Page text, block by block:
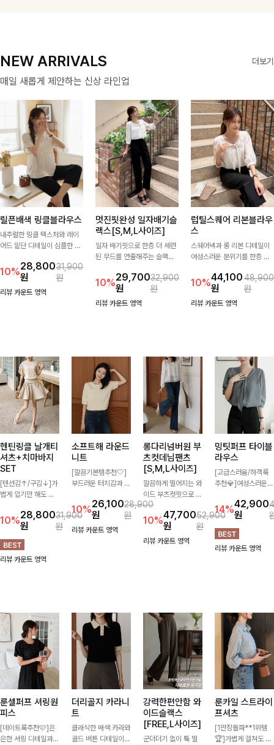
NEW ARRIVALS 더보기
매일 새롭게 제안하는 신상 라인업
릴픈배색 링클블라우스
내추럴한 링클 텍스처와 레이
어드 밑단 디테일이 심플한 디
볍게 툭 입기만 해도 멋스러운
스타일을 완성해드려요- 여유
로운 핏으로 군살은 자연스럽
10%28,800
원
31,900
원
리뷰 카운트 영역
멋진핏완성 일자배기슬
랙스[S,M,L사이즈]
일자 배기핏으로 한층 더 세련
된 무드를 연출해주는 슬랙스
장으로 상의를 어떤 스타일과
매치해도 멋스럽게 완성돼요.
10%29,700
원
32,900
원
리뷰 카운트 영역
럽틸스퀘어 리본블라우
스
스퀘어넥과 롱 리본 디테일이
여성스러운 분위기를 한층 더
스럽게 잡힌 셔링과 봉긋한 소
매가 여리한 실루엣을 연출해
특별한 날은 물론 데일리룩으
10%44,100
원
48,900
원
리뷰 카운트 영역
헨틴링클 날개티
셔츠+치마바지
SET
[텐션감↑/구김↓]가
볍게 입기만 해도 코
아이템으로, 자연스럽
게 퍼지는 프릴 날개
소매가 우아한 포인트
를 더해드립니다💕
잔잔한 링클 텍스처
10%28,800
원
31,900
원
리뷰 카운트 영역
소프트해 라운드
니트
[깔끔기본템추천🤍]
부드러운 터치감과 군
로 매일 손이 가는 자
체제작 니트입니다.
자연스럽게 떨어지는
10%26,100
원
28,900
원
리뷰 카운트 영역
롱다리넘버원 부
츠컷데님팬츠
[S,M,L사이즈]
깔끔하게 떨어지는 와
이드 부츠컷핏으로 다
리 라인을 길어 보이
게 연출해주는 데님
팬츠입니다. 은은한
워싱이 더해져 캐주얼
10%47,700
원
52,900
원
리뷰 카운트 영역
밍팃퍼프 타이블
라우스
[고급스러움/하객룩
추천💎]여성스러운
디테일이 어우러져 우
아한 무드를 완성해주
는 7부 블라우스 🤍
여유로운 7부 소매로
편안하게 착용되며 데
14%42,900
원
리뷰 카운트 영역
룬셀퍼프 셔링원
피스
[데이트룩추천🩷]은
은한 셔링 디테일과
더리골지 카라니
트
클래식한 배색 카라와
골드 버튼 디테일이
강력한편안함 와
이드슬랙스
[FREE,L사이즈]
군더더기 없이 툭 떨
룬카일 스트라이
프셔츠
[1만장돌파**1위템
🏆]가볍게 걸쳐도 살